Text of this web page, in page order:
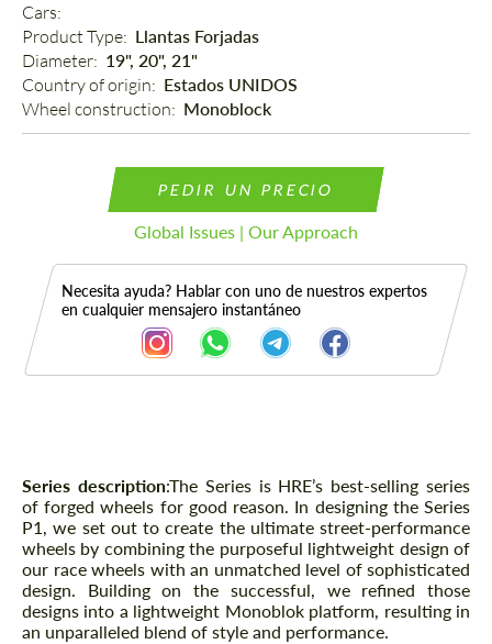
Cars:
Product Type: Llantas Forjadas
Diameter: 19", 20", 21"
Country of origin: Estados UNIDOS
Wheel construction: Monoblock
PEDIR UN PRECIO
Global Issues | Our Approach
Necesita ayuda? Hablar con uno de nuestros expertos
en cualquier mensajero instantáneo
Descripción
Series description:The Series is HRE’s best-selling series
of forged wheels for good reason. In designing the Series
P1, we set out to create the ultimate street-performance
wheels by combining the purposeful lightweight design of
our race wheels with an unmatched level of sophisticated
design. Building on the successful, we refined those
designs into a lightweight Monoblok platform, resulting in
an unparalleled blend of style and performance.